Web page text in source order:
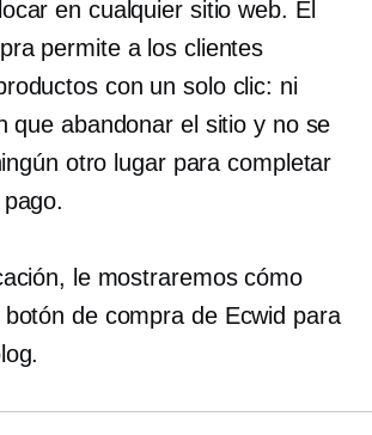
en cualquier sitio web. El
permite a los clientes
con un solo clic: ni
que abandonar el sitio y no se
otro lugar para completar
le mostraremos cómo
de compra de Ecwid para